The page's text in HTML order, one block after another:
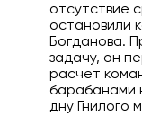
отсутствие
остановили
Богданова.
задачу, он
расчет
барабанами
дну Гнилого